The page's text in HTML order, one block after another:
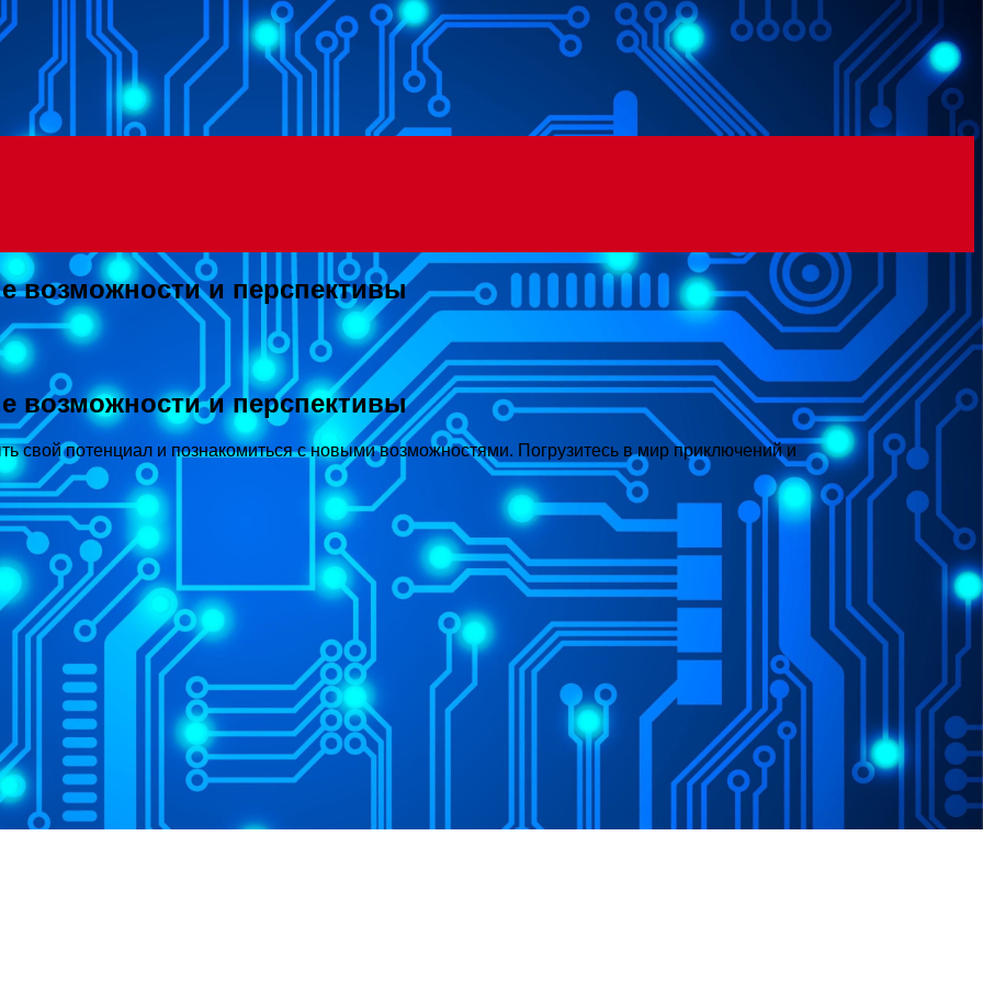
возможности и перспективы
возможности и перспективы
свой потенциал и познакомиться с новыми возможностями. Погрузитесь в мир приключений и